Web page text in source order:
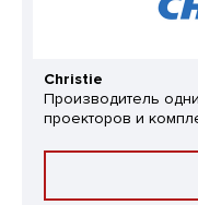
Christie
Производитель
проекторов и